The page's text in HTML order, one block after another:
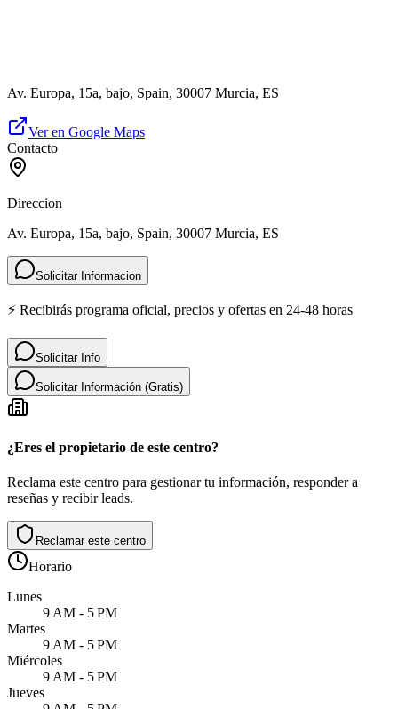
Av. Europa, 15a, bajo, Spain, 30007 Murcia, ES
Ver en Google Maps
Contacto
Direccion
Av. Europa, 15a, bajo, Spain, 30007 Murcia, ES
Solicitar Informacion
⚡ Recibirás programa oficial, precios y ofertas en 24-48 horas
Solicitar Info
Solicitar Información (Gratis)
¿Eres el propietario de este centro?
Reclama este centro para gestionar tu información, responder a
reseñas y recibir leads.
Reclamar este centro
Horario
Lunes
9 AM - 5 PM
Martes
9 AM - 5 PM
Miércoles
9 AM - 5 PM
Jueves